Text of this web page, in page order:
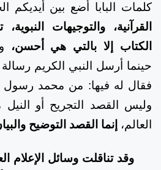
كلمات البابا أضع بين أيديكم
القرآنية، والتوجيهات
الكتاب إلا بالتي هي أحسن،
حينما أرسل النبي الكريم
فقال له فيها: من محمد رسول
وليس القصد التجريح أو
العالم، إنما القصد التوضيح
وقد تناقلت وسائل الإعلام